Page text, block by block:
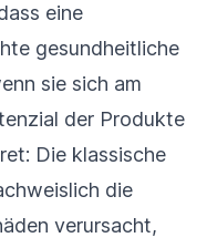
eine
gesundheitliche
sie sich am
der Produkte
Die klassische
die
verursacht,